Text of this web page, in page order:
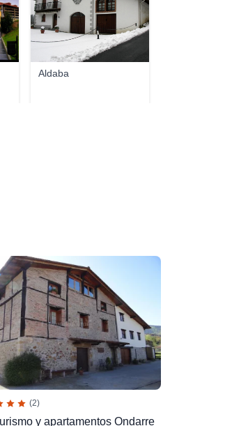
Aldaba
(2)
y apartamentos Ondarre